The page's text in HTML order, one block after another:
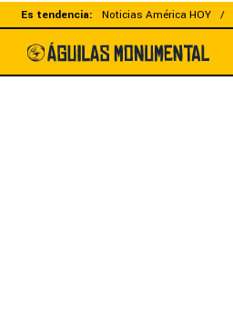
Es tendencia: Noticias América HOY